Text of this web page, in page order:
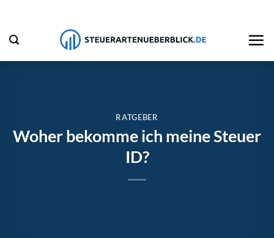
springen
RATGEBER
Woher bekomme ich meine Steuer
ID?